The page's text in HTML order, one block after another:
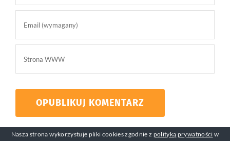
Nasza strona wykorzystuje pliki cookies zgodnie z polityką prywatności w